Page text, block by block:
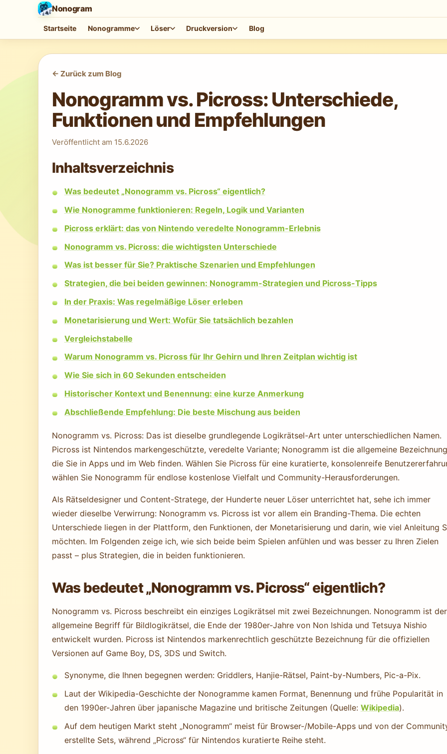
Nonogram
Startseite Nonogramme Löser Druckversion Blog
<- Zurück zum Blog
Nonogramm vs. Picross: Unterschiede,
Funktionen und Empfehlungen
Veröffentlicht am 15.6.2026
Inhaltsverzeichnis
Was bedeutet „Nonogramm vs. Picross“ eigentlich?
Wie Nonogramme funktionieren: Regeln, Logik und Varianten
Picross erklärt: das von Nintendo veredelte Nonogramm-Erlebnis
Nonogramm vs. Picross: die wichtigsten Unterschiede
Was ist besser für Sie? Praktische Szenarien und Empfehlungen
Strategien, die bei beiden gewinnen: Nonogramm-Strategien und Picross-Tipps
In der Praxis: Was regelmäßige Löser erleben
Monetarisierung und Wert: Wofür Sie tatsächlich bezahlen
Vergleichstabelle
Warum Nonogramm vs. Picross für Ihr Gehirn und Ihren Zeitplan wichtig ist
Wie Sie sich in 60 Sekunden entscheiden
Historischer Kontext und Benennung: eine kurze Anmerkung
Abschließende Empfehlung: Die beste Mischung aus beiden
Nonogramm vs. Picross: Das ist dieselbe grundlegende Logikrätsel-Art unter unterschiedlichen Namen.
Picross ist Nintendos markengeschützte, veredelte Variante; Nonogramm ist die allgemeine
die Sie in Apps und im Web finden. Wählen Sie Picross für eine kuratierte, konsolenreife
wählen Sie Nonogramm für endlose kostenlose Vielfalt und Community-Herausforderungen.
Als Rätseldesigner und Content-Stratege, der Hunderte neuer Löser unterrichtet hat, sehe ich immer
wieder dieselbe Verwirrung: Nonogramm vs. Picross ist vor allem ein Branding-Thema. Die echten
Unterschiede liegen in der Plattform, den Funktionen, der Monetarisierung und darin, wie viel Anleitung
möchten. Im Folgenden zeige ich, wie sich beide beim Spielen anfühlen und was besser zu Ihren Zielen
passt – plus Strategien, die in beiden funktionieren.
Was bedeutet „Nonogramm vs. Picross“ eigentlich?
Nonogramm vs. Picross beschreibt ein einziges Logikrätsel mit zwei Bezeichnungen. Nonogramm ist der
allgemeine Begriff für Bildlogikrätsel, die Ende der 1980er-Jahre von Non Ishida und Tetsuya Nishio
entwickelt wurden. Picross ist Nintendos markenrechtlich geschützte Bezeichnung für die offiziellen
Versionen auf Game Boy, DS, 3DS und Switch.
Synonyme, die Ihnen begegnen werden: Griddlers, Hanjie-Rätsel, Paint-by-Numbers, Pic-a-Pix.
Laut der Wikipedia-Geschichte der Nonogramme kamen Format, Benennung und frühe Popularität in
den 1990er-Jahren über japanische Magazine und britische Zeitungen (Quelle: Wikipedia).
Auf dem heutigen Markt steht „Nonogramm“ meist für Browser-/Mobile-Apps und von der
erstellte Sets, während „Picross“ für Nintendos kuratierte Reihe steht.